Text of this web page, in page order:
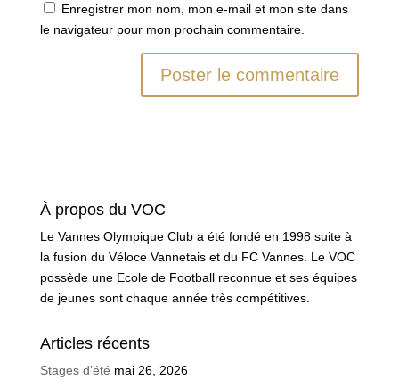
Enregistrer mon nom, mon e-mail et mon site dans
le navigateur pour mon prochain commentaire.
À propos du VOC
Le Vannes Olympique Club a été fondé en 1998 suite à
la fusion du Véloce Vannetais et du FC Vannes. Le VOC
possède une Ecole de Football reconnue et ses équipes
de jeunes sont chaque année très compétitives.
Articles récents
Stages d’été mai 26, 2026